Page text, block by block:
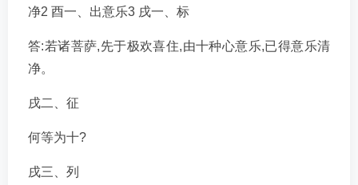
净2 酉一、出意乐3 戌一、标
答:若诸菩萨,先于极欢喜住,由十种心意乐,已得意乐清
净。
戌二、征
何等为十?
戌三、列